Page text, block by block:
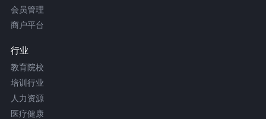
会员管理
商户平台
行业
教育院校
培训行业
人力资源
医疗健康